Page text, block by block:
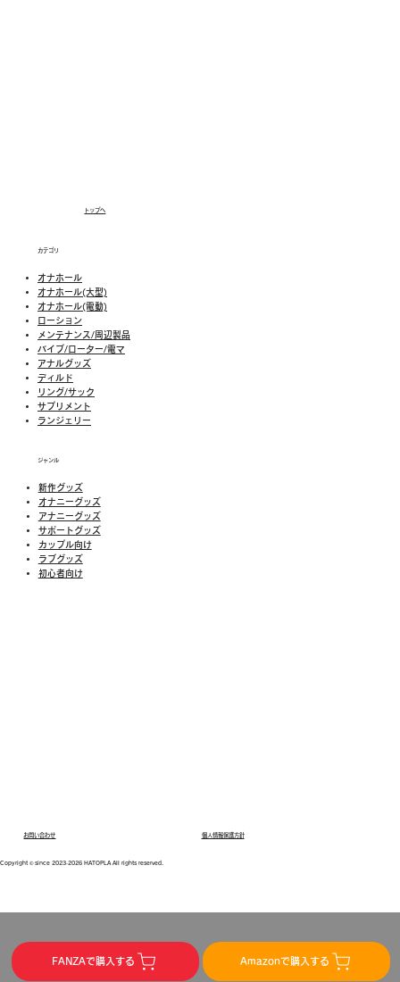
トップへ
カテゴリ
オナホール
オナホール(大型)
オナホール(電動)
ローション
メンテナンス/周辺製品
バイブ/ローター/電マ
アナルグッズ
ディルド
リング/サック
​​サプリメント
​ランジェリー
ジャンル
新作グッズ
​オナニーグッズ
アナニーグッズ
サポートグッズ
カップル向け
ラブグッズ
​初心者向け
お問い合わせ 個人情報保護方針
Copyright © since 2023‐2026 HATOPLA All rights reserved.
FANZAで購入する Amazonで購入する